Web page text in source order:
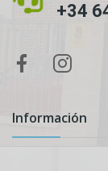
+34
Información